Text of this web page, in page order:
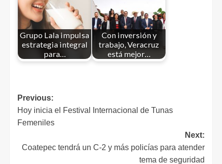
Grupo Lala impulsa
estrategia integral
para…
Con inversión y
trabajo, Veracruz
está mejor…
Previous:
Hoy inicia el Festival Internacional de Tunas
Femeniles
Next:
Coatepec tendrá un C-2 y más policías para atender
tema de seguridad